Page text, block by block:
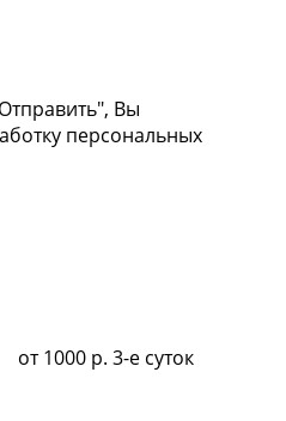
Вы
персональных
от 1000 р. 3-е суток